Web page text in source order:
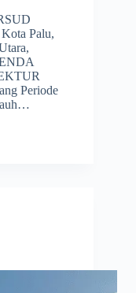
Palu,
Periode